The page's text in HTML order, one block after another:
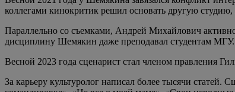
коллегами кинокритик решил основать другую
Параллельно со съемками, Андрей Михайлович
дисциплину Шемякин даже преподавал студентам МГУ.
Весной 2023 года сценарист стал членом правления
За карьеру культуролог написал более тысячи